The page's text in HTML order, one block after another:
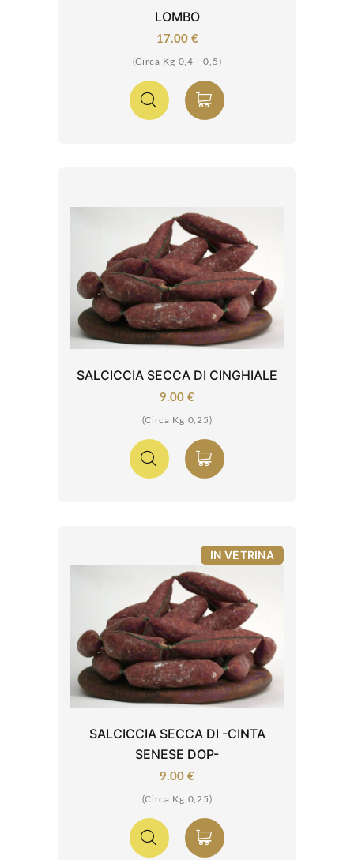
LOMBO
17.00 €
(Circa Kg 0,4 - 0,5)
SALCICCIA SECCA DI CINGHIALE
9.00 €
(Circa Kg 0,25)
SALCICCIA SECCA DI -CINTA
SENESE DOP-
9.00 €
(Circa Kg 0,25)
IN VETRINA